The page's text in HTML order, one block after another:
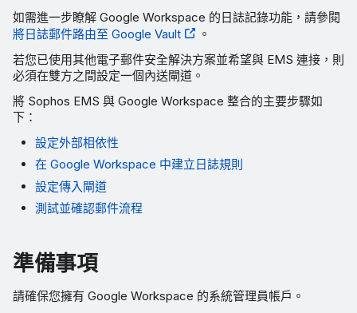
如需進一步瞭解 Google Workspace 的日誌記錄功能，請參閱
將日誌郵件路由至 Google Vault
。
若您已使用其他電子郵件安全解決方案並希望與 EMS 連接，則
必須在雙方之間設定一個內送閘道。
將 Sophos EMS 與 Google Workspace 整合的主要步驟如
下：
設定外部相依性
在 Google Workspace 中建立日誌規則
設定傳入閘道
測試並確認郵件流程
準備事項
請確保您擁有 Google Workspace 的系統管理員帳戶。